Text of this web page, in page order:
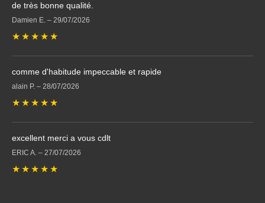
de très bonne qualité.
Damien E. – 29/07/2026
★ ★ ★ ★ ★
comme d'habitude impeccable et rapide
alain P. – 28/07/2026
★ ★ ★ ★ ★
excellent merci a vous cdlt
ERIC A. – 27/07/2026
★ ★ ★ ★ ★